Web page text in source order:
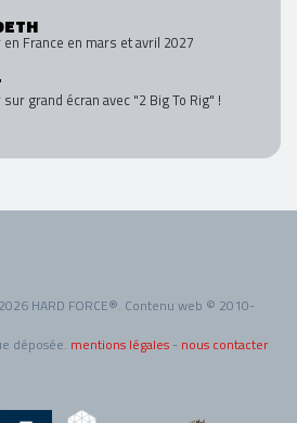
France en mars et avril 2027
grand écran avec "2 Big To Rig" !
HARD FORCE®. Contenu web © 2010-
déposée. mentions légales - nous contacter